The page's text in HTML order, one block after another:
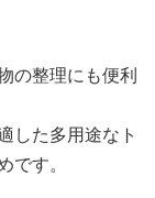
の整理にも便利
した多用途なト
す。